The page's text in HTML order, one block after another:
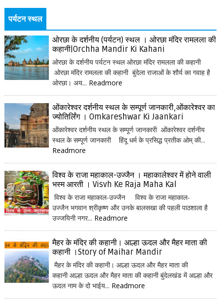
पर्यटन स्थल
ओरछा के दर्शनीय (पर्यटन) स्थल । ओरछा मंदिर रामलला की
कहानी|Orchha Mandir Ki Kahani
ओरछा के दर्शनीय पर्यटन स्थल ओरछा मंदिर रामलला की कहानी
ओरछा मंदिर रामलला की कहानी बुंदेला राजाओं के शौर्य का गवाह है
ओरछा। अय... Readmore
ओंकारेश्वर दर्शनीय स्थल के सम्पूर्ण जानकारी,ओंकारेश्वर का
ज्योतिर्लिंग । Omkareshwar Ki Jaankari
ओंकारेश्वर दर्शनीय स्थल के सम्पूर्ण जानकारी ओंकारेश्वर दर्शनीय
स्थल के सम्पूर्ण जानकारी हिंदू धर्म के प्रसिद्ध प्रतीक ओम् की...
Readmore
विश्व के राजा महाकाल-उज्जैन । महाकालेश्वर में होने वाली
भस्म आरती । Visvh Ke Raja Maha Kal
विश्व के राजा महाकाल-उज्जैन विश्व के राजा महाकाल-
उज्जैन भगवान श्रीकृष्ण और उनके बालसखा की पहली पाठशाला है
उज्जयिनी नगर... Readmore
मैहर के मंदिर की कहानी। आल्हा ऊदल और मैहर माता की
कहानी ।Story of Maihar Mandir
मैहर के मंदिर की कहानी। आल्हा ऊदल और मैहर माता की
कहानी आल्हा ऊदल और मैहर माता की कहानी बुंदेलखंड में आल्हा और
ऊदल नाम के दो भाईय... Readmore